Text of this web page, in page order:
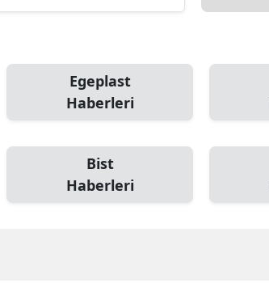
Egeplast
Haberleri
Bist
Haberleri